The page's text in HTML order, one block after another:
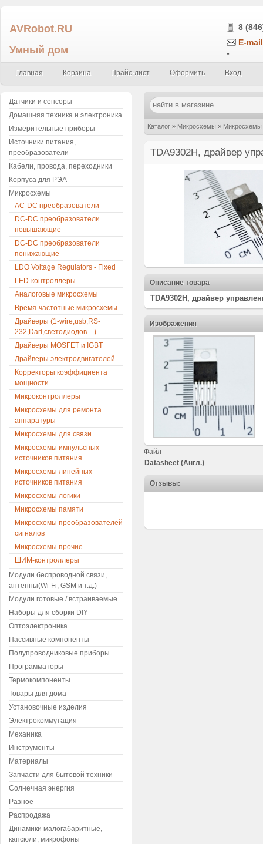
AVRobot.RU
Умный дом
8
E-
-
Главная Корзина Прайс-лист Оформить Вход
Каталог » Микросхемы » Микросхемы
TDA9302H, драйвер
Описание товара
TDA9302H, драйвер
Изображения
Файл
Datasheet (Англ.)
Отзывы:
Датчики и сенсоры
Домашняя техника и электроника
Измерительные приборы
Источники питания,
преобразователи
Кабели, провода, переходники
Корпуса для РЭА
Микросхемы
AC-DC преобразователи
DC-DC преобразователи
повышающие
DC-DC преобразователи
понижающие
LDO Voltage Regulators - Fixed
LED-контроллеры
Аналоговые микросхемы
Время-частотные микросхемы
Драйверы (1-wire,usb,RS-
232,Darl,светодиодов....)
Драйверы MOSFET и IGBT
Драйверы электродвигателей
Корректоры коэффициента
мощности
Микроконтроллеры
Микросхемы для ремонта
аппаратуры
Микросхемы для связи
Микросхемы импульсных
источников питания
Микросхемы линейных
источников питания
Микросхемы логики
Микросхемы памяти
Микросхемы преобразователей
сигналов
Микросхемы прочие
ШИМ-контроллеры
Модули беспроводной связи,
антенны(Wi-Fi, GSM и т.д.)
Модули готовые / встраиваемые
Наборы для сборки DIY
Оптоэлектроника
Пассивные компоненты
Полупроводниковые приборы
Программаторы
Термокомпоненты
Товары для дома
Установочные изделия
Электрокоммутация
Механика
Инструменты
Материалы
Запчасти для бытовой техники
Солнечная энергия
Разное
Распродажа
Динамики малогабаритные,
капсюли, микрофоны